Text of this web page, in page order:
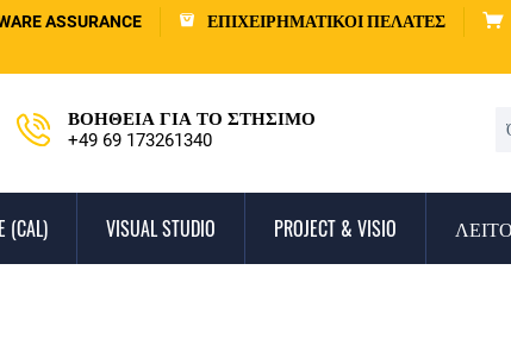
ASSURANCE ΕΠΙΧΕΙΡΗΜΑΤΙΚΟΊ ΠΕΛΆΤΕΣ
ΒΟΉΘΕΙΑ ΓΙΑ ΤΟ ΣΤΉΣΙΜΟ
+49 69 173261340
(CAL) VISUAL STUDIO PROJECT & VISIO